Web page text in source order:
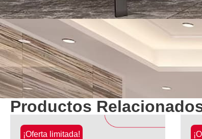
Productos
¡Oferta limitada!